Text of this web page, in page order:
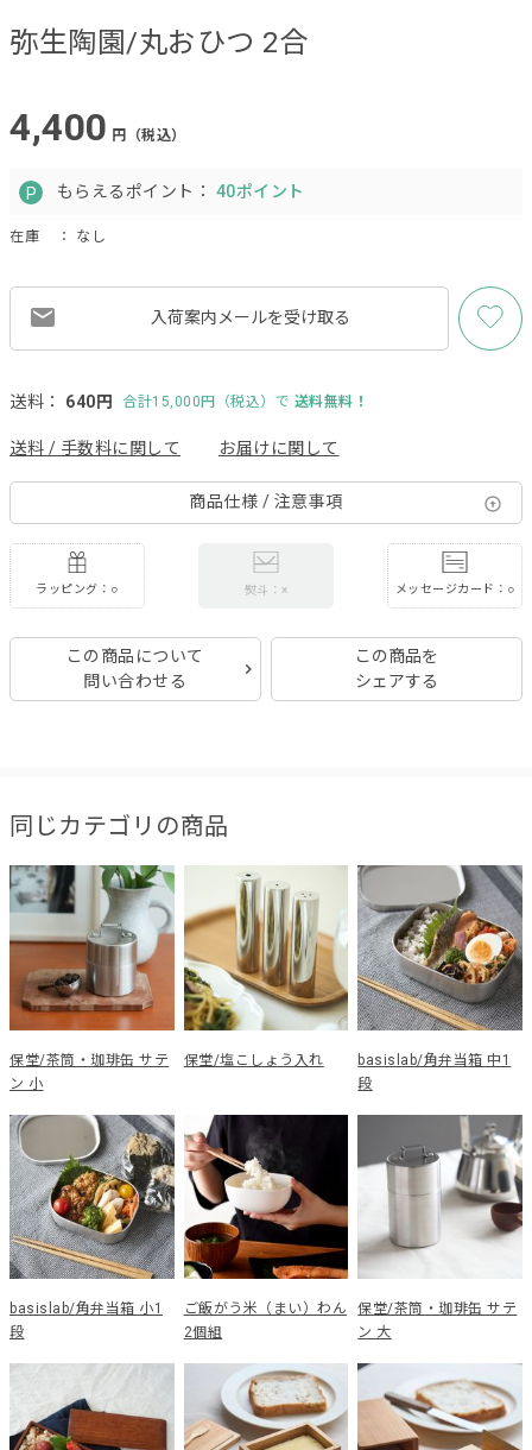
弥生陶園/丸おひつ 2合
4,400 円（税込）
もらえるポイント： 40ポイント
在庫 ： なし
入荷案内メールを受け取る
送料： 640円 合計15,000円（税込）で 送料無料！
送料 / 手数料に関して お届けに関して
商品仕様 / 注意事項
ラッピング：○ 熨斗：× メッセージカード：○
この商品について
問い合わせる
この商品を
シェアする
同じカテゴリの商品
保堂/茶筒・珈琲缶 サテ
ン 小
保堂/塩こしょう入れ
basislab/角弁当箱 中1
段
basislab/角弁当箱 小1
段
ご飯がう米（まい）わん
2個組
保堂/茶筒・珈琲缶 サテ
ン 大